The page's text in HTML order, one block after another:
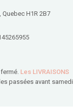
H1R 2B7
fermé. Les LIVRAISONS
passées avant samedi